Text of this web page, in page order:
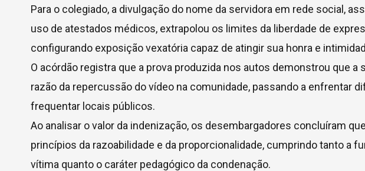
Para o colegiado, a divulgação do nome da servidora em rede social,
uso de atestados médicos, extrapolou os limites da liberdade de
configurando exposição vexatória capaz de atingir sua honra e
O acórdão registra que a prova produzida nos autos demonstrou que
razão da repercussão do vídeo na comunidade, passando a enfrentar
frequentar locais públicos.
Ao analisar o valor da indenização, os desembargadores concluíram
princípios da razoabilidade e da proporcionalidade, cumprindo tanto a
vítima quanto o caráter pedagógico da condenação.